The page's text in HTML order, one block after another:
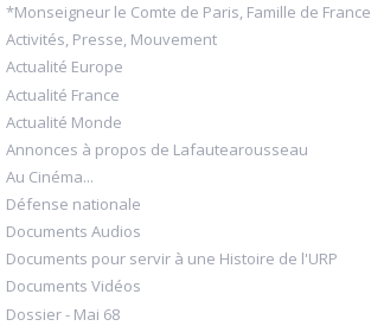
*Monseigneur le Comte de Paris, Famille de France
Activités, Presse, Mouvement
Actualité Europe
Actualité France
Actualité Monde
Annonces à propos de Lafautearousseau
Au Cinéma...
Défense nationale
Documents Audios
Documents pour servir à une Histoire de l'URP
Documents Vidéos
Dossier - Mai 68